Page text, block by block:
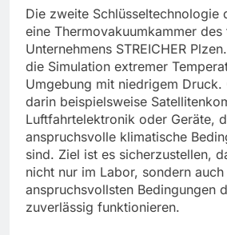
Die zweite Schlüsseltechnologie
eine Thermovakuumkammer des
Unternehmens STREICHER
die Simulation extremer
Umgebung mit niedrigem Druck.
darin beispielsweise
Luftfahrtelektronik oder Geräte,
anspruchsvolle klimatische
sind. Ziel ist es sicherzustellen,
nicht nur im Labor, sondern
anspruchsvollsten Bedingungen
zuverlässig funktionieren.